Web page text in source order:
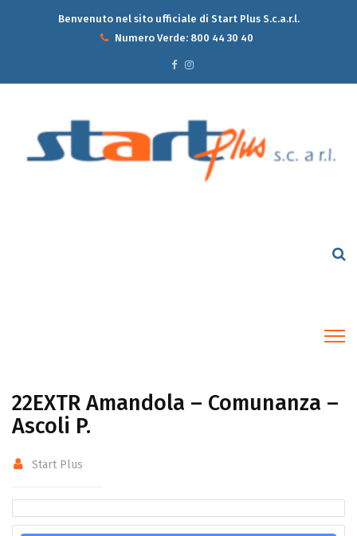
Benvenuto nel sito ufficiale di Start Plus S.c.a.r.l.
Numero Verde: 800 44 30 40
22EXTR Amandola – Comunanza –
Ascoli P.
Start Plus